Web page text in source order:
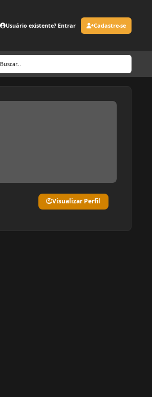
Usuário existente? Entrar Cadastre-se
Buscar...
Visualizar Perfil